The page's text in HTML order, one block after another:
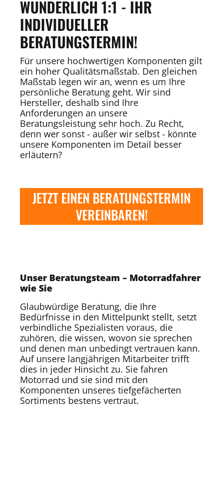
WUNDERLICH 1:1 - IHR
INDIVIDUELLER
BERATUNGSTERMIN!
Für unsere hochwertigen Komponenten gilt
ein hoher Qualitätsmaßstab. Den gleichen
Maßstab legen wir an, wenn es um Ihre
persönliche Beratung geht. Wir sind
Hersteller, deshalb sind Ihre
Anforderungen an unsere
Beratungsleistung sehr hoch. Zu Recht,
denn wer sonst - außer wir selbst - könnte
unsere Komponenten im Detail besser
erläutern?
JETZT EINEN BERATUNGSTERMIN
VEREINBAREN!
Unser Beratungsteam – Motorradfahrer
wie Sie
Glaubwürdige Beratung, die Ihre
Bedürfnisse in den Mittelpunkt stellt, setzt
verbindliche Spezialisten voraus, die
zuhören, die wissen, wovon sie sprechen
und denen man unbedingt vertrauen kann.
Auf unsere langjährigen Mitarbeiter trifft
dies in jeder Hinsicht zu. Sie fahren
Motorrad und sie sind mit den
Komponenten unseres tiefgefächerten
Sortiments bestens vertraut.